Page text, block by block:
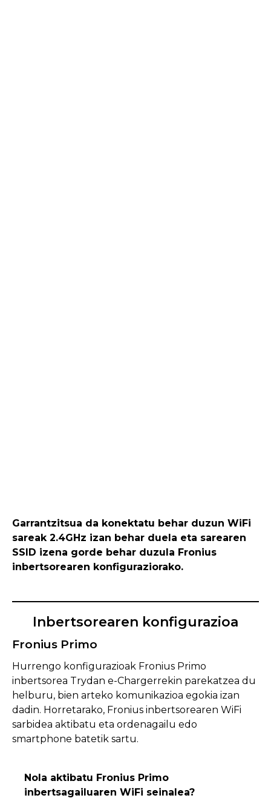
Garrantzitsua da konektatu behar duzun WiFi
sareak 2.4GHz izan behar duela eta sarearen
SSID izena gorde behar duzula Fronius
inbertsorearen konfiguraziorako.
Inbertsorearen konfigurazioa
Fronius Primo
Hurrengo konfigurazioak Fronius Primo
inbertsorea Trydan e-Chargerrekin parekatzea du
helburu, bien arteko komunikazioa egokia izan
dadin. Horretarako, Fronius inbertsorearen WiFi
sarbidea aktibatu eta ordenagailu edo
smartphone batetik sartu.
Nola aktibatu Fronius Primo
inbertsagailuaren WiFi seinalea?